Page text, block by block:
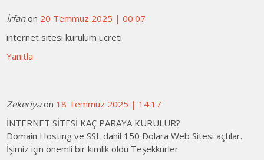
İrfanon 20 Temmuz 2025 | 00:07
internet sitesi kurulum ücreti
Yanıtla
Zekeriyaon 18 Temmuz 2025 | 14:17
İNTERNET SİTESİ KAÇ PARAYA KURULUR?
Domain Hosting ve SSL dahil 150 Dolara Web Sitesi açtılar.
İşimiz için önemli bir kimlik oldu Teşekkürler